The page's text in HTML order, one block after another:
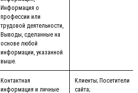
Информация о
профессии или
трудовой деятельности,
Выводы, сделанные на
основе любой
информации, указанной
выше.
Контактная
информация и личные
Клиенты; Посетители
сайта;